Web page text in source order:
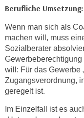
Berufliche Umsetzung:
Wenn man sich als
machen will, muss
Sozialberater
will: Für das Gewerbe
Zugangsverordnung,
geregelt ist.
Im Einzelfall ist es